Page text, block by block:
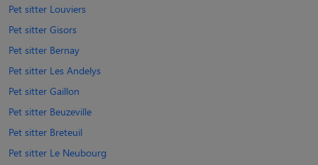
Pet sitter Louviers
Pet sitter Gisors
Pet sitter Bernay
Pet sitter Les Andelys
Pet sitter Gaillon
Pet sitter Beuzeville
Pet sitter Breteuil
Pet sitter Le Neubourg